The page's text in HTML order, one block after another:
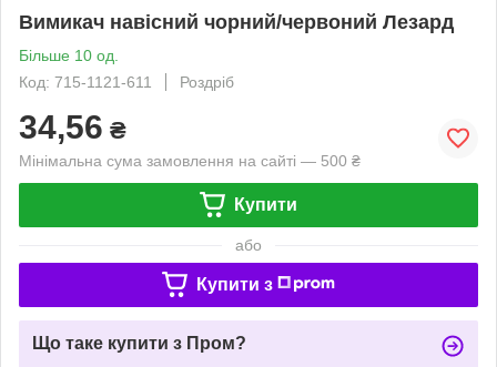
Вимикач навісний чорний/червоний Лезард
Більше 10 од.
Код: 715-1121-611
Роздріб
34,56 ₴
Мінімальна сума замовлення на сайті — 500 ₴
Купити
або
Купити з
Що таке купити з Пром?